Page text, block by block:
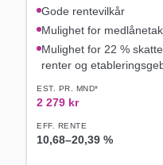
Gode rentevilkår
Mulighet for
Mulighet for 22 %
renter og
EST. PR. MND*
2 279 kr
EFF. RENTE
10,68–20,39 %